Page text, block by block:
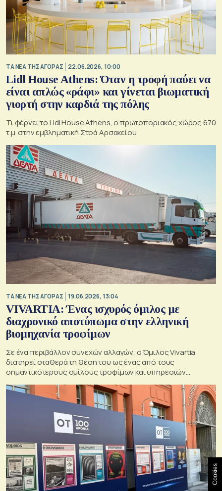
ΤΑ ΝΕΑ ΤΗΣ ΑΓΟΡΑΣ 22.06.2026, 10:00
Lidl House Athens: Όταν η τροφή παύει να
είναι απλώς «ράφι» και γίνεται βιωματική
γιορτή στην καρδιά της πόλης
Τι φέρνει το Lidl House Athens, ο πρωτοποριακός χώρος 670
τ.μ. στην εμβληματική Στοά Αρσακείου
ΤΑ ΝΕΑ ΤΗΣ ΑΓΟΡΑΣ 19.06.2026, 13:04
VIVARTIA: Ένας ισχυρός όμιλος με
διαχρονικό αποτύπωμα στην ελληνική
βιομηχανία τροφίμων
Σε ένα περιβάλλον συνεχών αλλαγών, ο Όμιλος Vivartia
διατηρεί σταθερά τη θέση του ως ένας από τους
σημαντικότερους ομίλους τροφίμων και υπηρεσιών
εστίασης στην Ελλάδα και τη Νοτιοανατολική Ευρώπη
Cookies